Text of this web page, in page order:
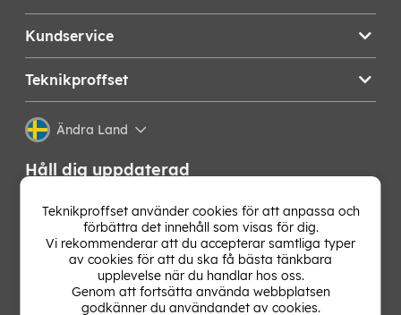
Kundservice
Teknikproffset
Ändra Land
Håll dig uppdaterad
Få de senaste nyheterna, hetaste erbjudandena och
bästa tipsen från oss direkt i din mejlkorg. Signa upp på
vårt nyhetsbrev!
Teknikproffset använder cookies för att anpassa och
förbättra det innehåll som visas för dig.
Vi rekommenderar att du accepterar samtliga typer
av cookies för att du ska få bästa tänkbara
upplevelse när du handlar hos oss.
Genom att fortsätta använda webbplatsen
godkänner du användandet av cookies.